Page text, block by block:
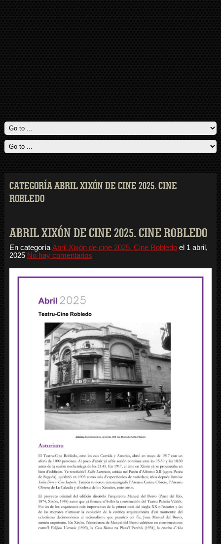
CATEGORÍA ABRIL XIXÓN DE CINE 2025. CINE
ROBLEDO
ABRIL XIXÓN DE CINE 2025. CINE ROBLEDO
En categoría Abril Xixón de cine 2025. Cine Robledoel 1 abril,
2025 No hay comentarios